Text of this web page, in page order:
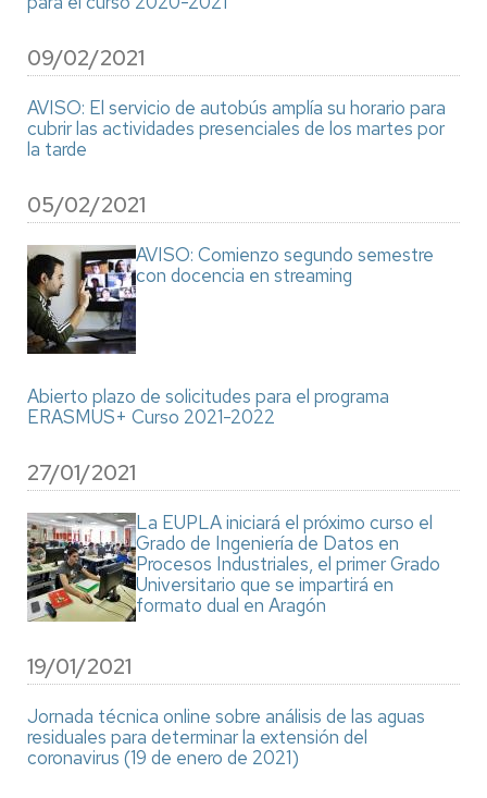
09/02/2021
AVISO: El servicio de autobús amplía su horario para
cubrir las actividades presenciales de los martes por
la tarde
05/02/2021
AVISO: Comienzo segundo semestre
con docencia en streaming
Abierto plazo de solicitudes para el programa
ERASMUS+ Curso 2021-2022
27/01/2021
La EUPLA iniciará el próximo curso el
Grado de Ingeniería de Datos en
Procesos Industriales, el primer Grado
Universitario que se impartirá en
formato dual en Aragón
19/01/2021
Jornada técnica online sobre análisis de las aguas
residuales para determinar la extensión del
coronavirus (19 de enero de 2021)